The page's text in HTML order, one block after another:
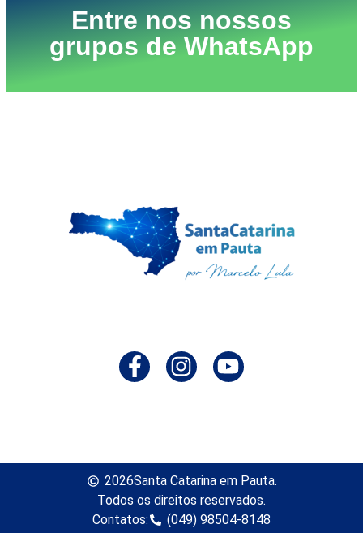
Entre nos nossos
grupos de WhatsApp
2026Santa Catarina em Pauta.
Todos os direitos reservados.
Contatos:
(049) 98504-8148